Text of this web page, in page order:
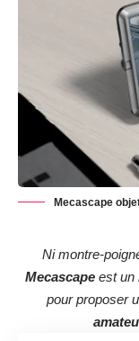
Mecascape
Ni montre-
Mecascape est un
pour proposer